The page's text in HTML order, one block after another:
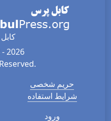
2026
حریم شخصی
شرایط استفاده
ورود